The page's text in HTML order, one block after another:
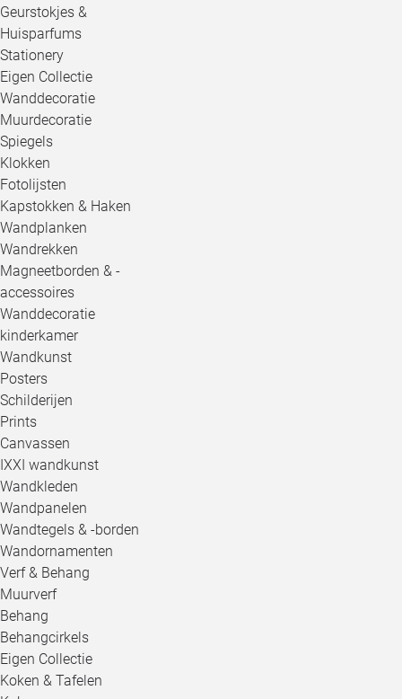
Geurstokjes &
Huisparfums
Stationery
Eigen Collectie
Wanddecoratie
Muurdecoratie
Spiegels
Klokken
Fotolijsten
Kapstokken & Haken
Wandplanken
Wandrekken
Magneetborden & -
accessoires
Wanddecoratie
kinderkamer
Wandkunst
Posters
Schilderijen
Prints
Canvassen
IXXI wandkunst
Wandkleden
Wandpanelen
Wandtegels & -borden
Wandornamenten
Verf & Behang
Muurverf
Behang
Behangcirkels
Eigen Collectie
Koken & Tafelen